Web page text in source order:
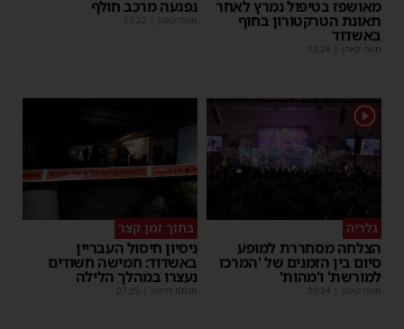
מאושפז בטיפול נמרץ לאחר
תאונת הטרקטורון בחוף
באשדוד
משה קאהן 12:26
נפגעה מרכב חולף
משה קאהן 12:22
1
גלריה
הצלחה מסחררת למופע
סיום בין הזמנים של 'המרכז
למורשת' ו'מהות'
משה קאהן 09:34
בתוך זמן קצר
ניסיון חיסול העבריין
באשדוד: חמישה חשודים
נעצרו במהלך הלילה
מנחם דויטש 07:35